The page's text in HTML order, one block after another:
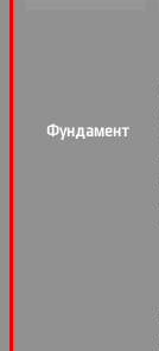
Фундамент